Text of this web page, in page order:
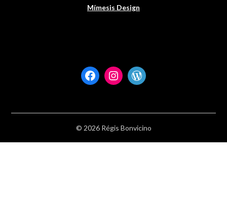
Mímesis Design
Facebook
InstagramWordPress
© 2026 Régis Bonvicino